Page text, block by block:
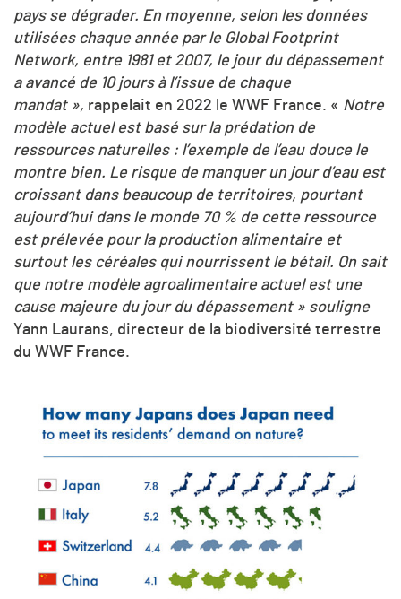
pays se dégrader. En moyenne, selon les données
utilisées chaque année par le Global Footprint
Network, entre 1981 et 2007, le jour du dépassement
a avancé de 10 jours à l’issue de chaque
mandat », rappelait en 2022 le WWF France. « Notre
modèle actuel est basé sur la prédation de
ressources naturelles : l’exemple de l’eau douce le
montre bien. Le risque de manquer un jour d’eau est
croissant dans beaucoup de territoires, pourtant
aujourd’hui dans le monde 70 % de cette ressource
est prélevée pour la production alimentaire et
surtout les céréales qui nourrissent le bétail. On sait
que notre modèle agroalimentaire actuel est une
cause majeure du jour du dépassement » souligne
Yann Laurans, directeur de la biodiversité terrestre
du WWF France.